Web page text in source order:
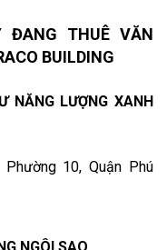
ĐANG THUÊ VĂN
BUILDING
NĂNG LƯỢNG XANH
10, Quận Phú